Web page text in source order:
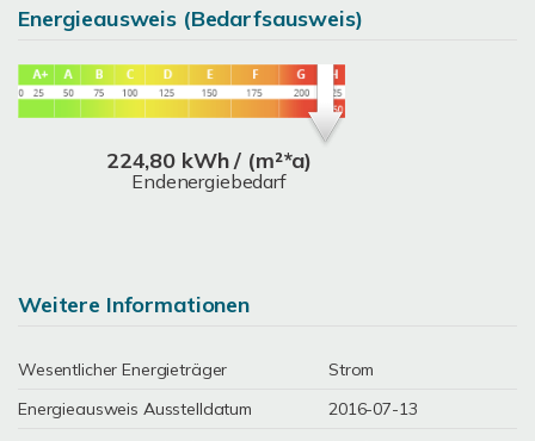
Energieausweis (Bedarfsausweis)
224,80 kWh / (m²*a)
Endenergiebedarf
Weitere Informationen
Wesentlicher Energieträger
Strom
Energieausweis Ausstelldatum
2016-07-13